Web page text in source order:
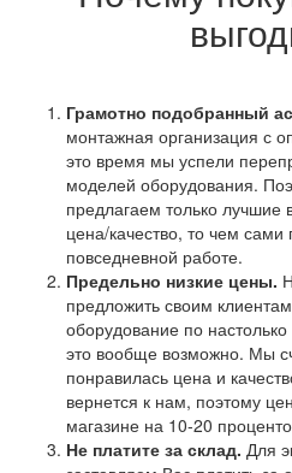
Грамотно подобранный
монтажная организация с
это время мы успели
моделей оборудования.
предлагаем только
цена/качество, то чем сами
повседневной работе.
Предельно низкие цены.
предложить своим
оборудование по
это вообще возможно. Мы
понравилась цена и
вернется к нам, поэтому
магазине на 10-20
Не платите за склад. Для